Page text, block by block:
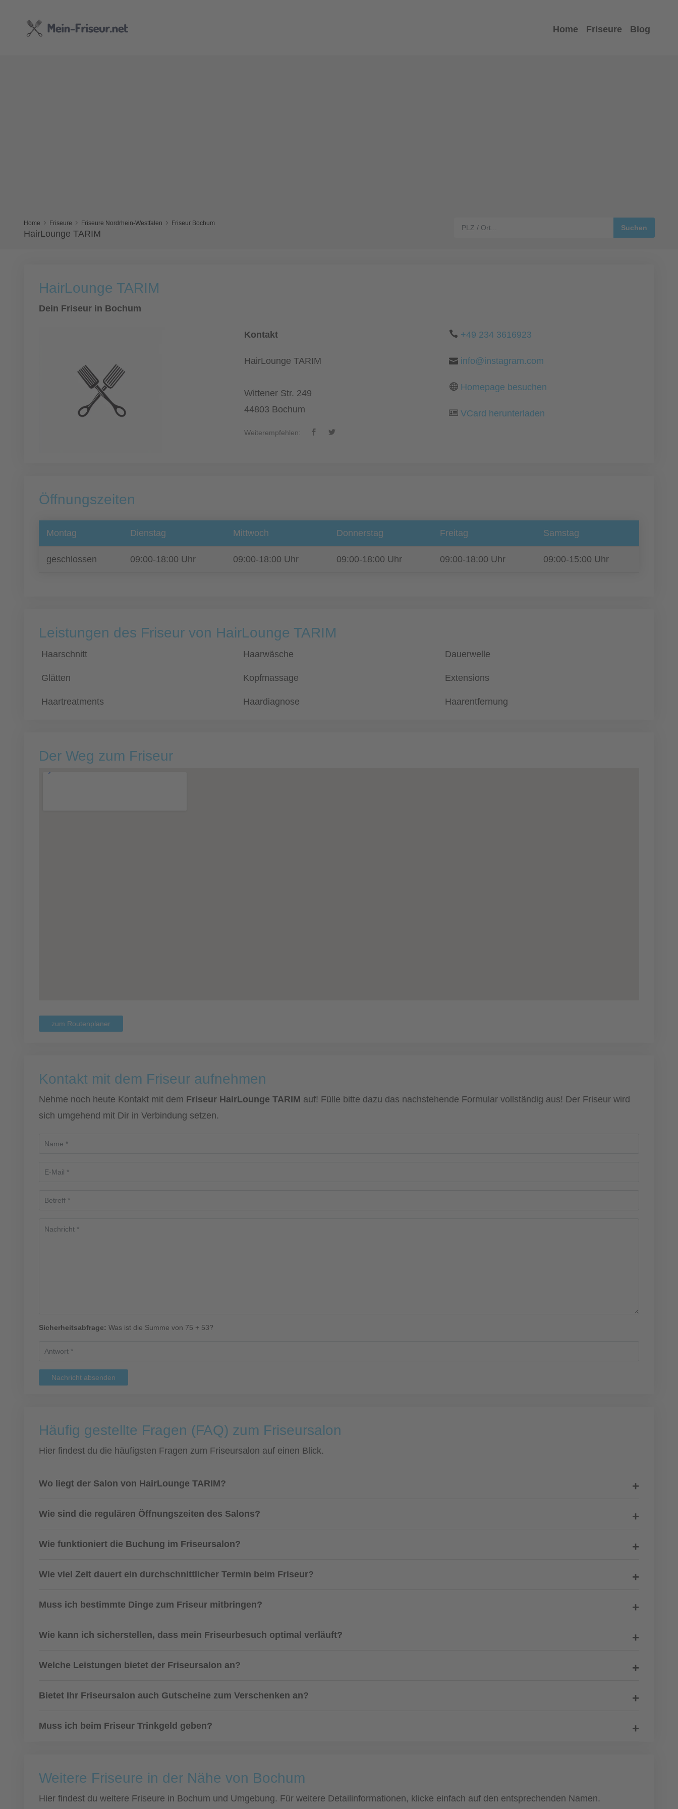
Home Friseure Blog
Home Friseure Friseure Nordrhein-Westfalen Friseur Bochum
HairLounge TARIM
HairLounge TARIM
Dein Friseur in Bochum
Kontakt
HairLounge TARIM
Wittener Str. 249
44803 Bochum
Weiterempfehlen:
+49 234 3616923
info@instagram.com
Homepage besuchen
VCard herunterladen
Öffnungszeiten
Montag Dienstag Mittwoch Donnerstag Freitag Samstag
geschlossen 09:00-18:00 Uhr 09:00-18:00 Uhr 09:00-18:00 Uhr 09:00-18:00 Uhr 09:00-15:00 Uhr
Leistungen des Friseur von HairLounge TARIM
Haarschnitt Haarwäsche Dauerwelle
Glätten Kopfmassage Extensions
Haartreatments Haardiagnose Haarentfernung
Der Weg zum Friseur
zum Routenplaner
Kontakt mit dem Friseur aufnehmen
Nehme noch heute Kontakt mit dem Friseur HairLounge TARIM auf! Fülle bitte dazu das nachstehende Formular vollständig aus! Der Friseur wird
sich umgehend mit Dir in Verbindung setzen.
Sicherheitsabfrage: Was ist die Summe von 75 + 53?
Nachricht absenden
Häufig gestellte Fragen (FAQ) zum Friseursalon
Hier findest du die häufigsten Fragen zum Friseursalon auf einen Blick.
Wo liegt der Salon von HairLounge TARIM?
Wie sind die regulären Öffnungszeiten des Salons?
Wie funktioniert die Buchung im Friseursalon?
Wie viel Zeit dauert ein durchschnittlicher Termin beim Friseur?
Muss ich bestimmte Dinge zum Friseur mitbringen?
Wie kann ich sicherstellen, dass mein Friseurbesuch optimal verläuft?
Welche Leistungen bietet der Friseursalon an?
Bietet Ihr Friseursalon auch Gutscheine zum Verschenken an?
Muss ich beim Friseur Trinkgeld geben?
Weitere Friseure in der Nähe von Bochum
Hier findest du weitere Friseure in Bochum und Umgebung. Für weitere Detailinformationen, klicke einfach auf den entsprechenden Namen.